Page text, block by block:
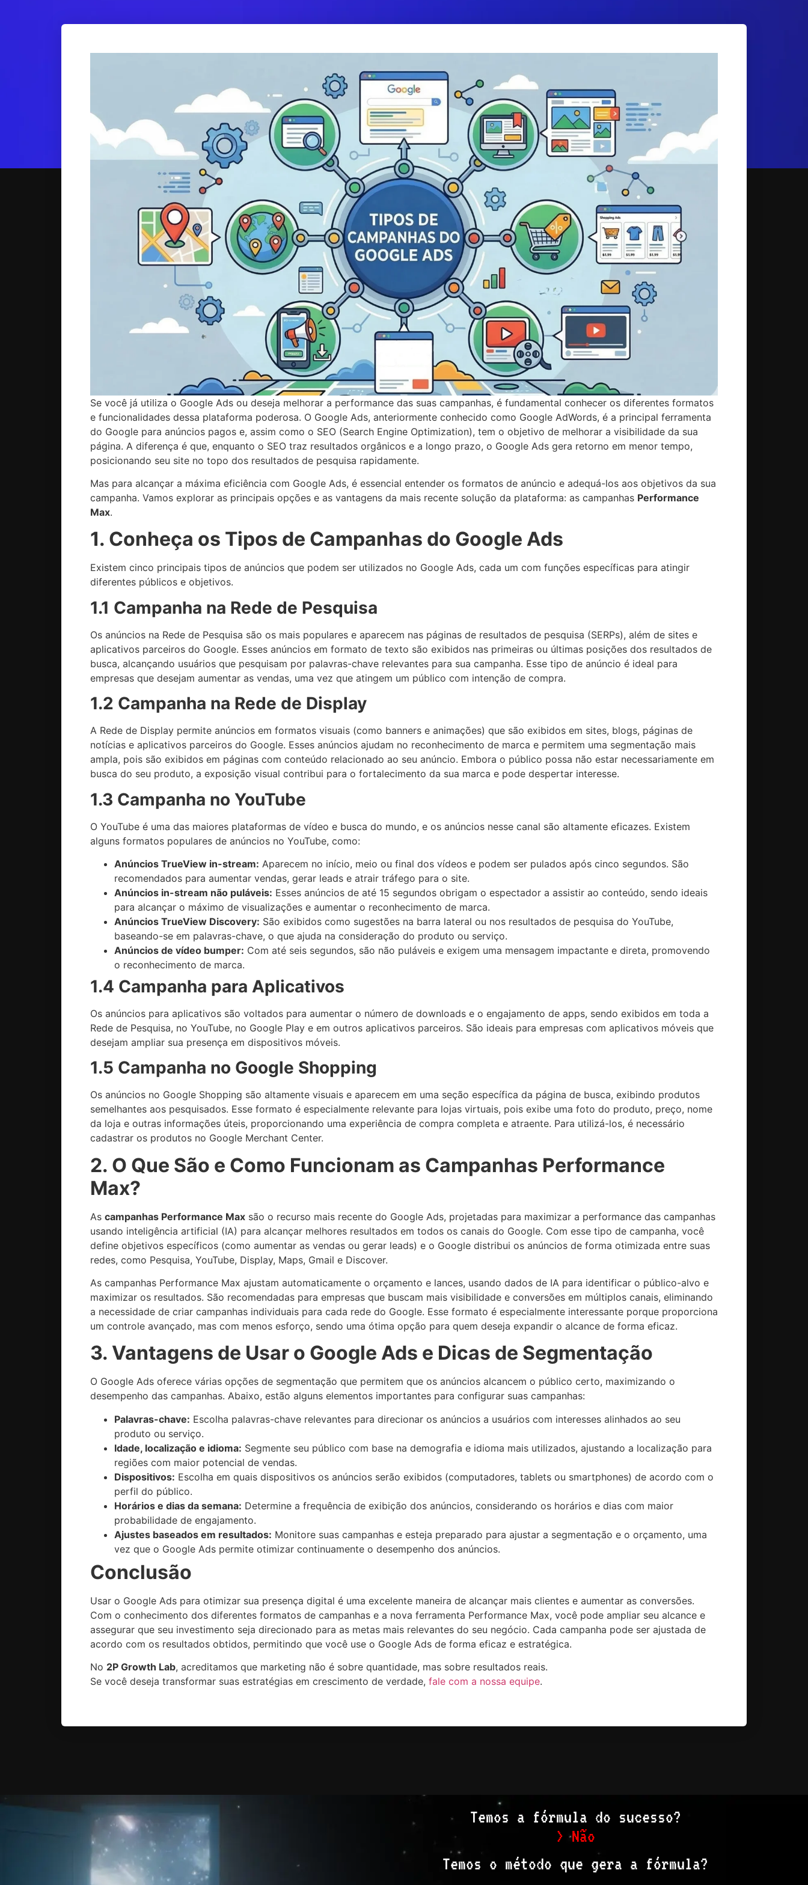
Se você já utiliza o Google Ads ou deseja melhorar a performance das suas campanhas, é fundamental conhecer os diferentes formatos
e funcionalidades dessa plataforma poderosa. O Google Ads, anteriormente conhecido como Google AdWords, é a principal ferramenta
do Google para anúncios pagos e, assim como o SEO (Search Engine Optimization), tem o objetivo de melhorar a visibilidade da sua
página. A diferença é que, enquanto o SEO traz resultados orgânicos e a longo prazo, o Google Ads gera retorno em menor tempo,
posicionando seu site no topo dos resultados de pesquisa rapidamente.
Mas para alcançar a máxima eficiência com Google Ads, é essencial entender os formatos de anúncio e adequá-los aos objetivos da sua
campanha. Vamos explorar as principais opções e as vantagens da mais recente solução da plataforma: as campanhas Performance
Max.
1. Conheça os Tipos de Campanhas do Google Ads
Existem cinco principais tipos de anúncios que podem ser utilizados no Google Ads, cada um com funções específicas para atingir
diferentes públicos e objetivos.
1.1 Campanha na Rede de Pesquisa
Os anúncios na Rede de Pesquisa são os mais populares e aparecem nas páginas de resultados de pesquisa (SERPs), além de sites e
aplicativos parceiros do Google. Esses anúncios em formato de texto são exibidos nas primeiras ou últimas posições dos resultados de
busca, alcançando usuários que pesquisam por palavras-chave relevantes para sua campanha. Esse tipo de anúncio é ideal para
empresas que desejam aumentar as vendas, uma vez que atingem um público com intenção de compra.
1.2 Campanha na Rede de Display
A Rede de Display permite anúncios em formatos visuais (como banners e animações) que são exibidos em sites, blogs, páginas de
notícias e aplicativos parceiros do Google. Esses anúncios ajudam no reconhecimento de marca e permitem uma segmentação mais
ampla, pois são exibidos em páginas com conteúdo relacionado ao seu anúncio. Embora o público possa não estar necessariamente em
busca do seu produto, a exposição visual contribui para o fortalecimento da sua marca e pode despertar interesse.
1.3 Campanha no YouTube
O YouTube é uma das maiores plataformas de vídeo e busca do mundo, e os anúncios nesse canal são altamente eficazes. Existem
alguns formatos populares de anúncios no YouTube, como:
Anúncios TrueView in-stream: Aparecem no início, meio ou final dos vídeos e podem ser pulados após cinco segundos. São
recomendados para aumentar vendas, gerar leads e atrair tráfego para o site.
Anúncios in-stream não puláveis: Esses anúncios de até 15 segundos obrigam o espectador a assistir ao conteúdo, sendo ideais
para alcançar o máximo de visualizações e aumentar o reconhecimento de marca.
Anúncios TrueView Discovery: São exibidos como sugestões na barra lateral ou nos resultados de pesquisa do YouTube,
baseando-se em palavras-chave, o que ajuda na consideração do produto ou serviço.
Anúncios de vídeo bumper: Com até seis segundos, são não puláveis e exigem uma mensagem impactante e direta, promovendo
o reconhecimento de marca.
1.4 Campanha para Aplicativos
Os anúncios para aplicativos são voltados para aumentar o número de downloads e o engajamento de apps, sendo exibidos em toda a
Rede de Pesquisa, no YouTube, no Google Play e em outros aplicativos parceiros. São ideais para empresas com aplicativos móveis que
desejam ampliar sua presença em dispositivos móveis.
1.5 Campanha no Google Shopping
Os anúncios no Google Shopping são altamente visuais e aparecem em uma seção específica da página de busca, exibindo produtos
semelhantes aos pesquisados. Esse formato é especialmente relevante para lojas virtuais, pois exibe uma foto do produto, preço, nome
da loja e outras informações úteis, proporcionando uma experiência de compra completa e atraente. Para utilizá-los, é necessário
cadastrar os produtos no Google Merchant Center.
2. O Que São e Como Funcionam as Campanhas Performance
Max?
As campanhas Performance Max são o recurso mais recente do Google Ads, projetadas para maximizar a performance das campanhas
usando inteligência artificial (IA) para alcançar melhores resultados em todos os canais do Google. Com esse tipo de campanha, você
define objetivos específicos (como aumentar as vendas ou gerar leads) e o Google distribui os anúncios de forma otimizada entre suas
redes, como Pesquisa, YouTube, Display, Maps, Gmail e Discover.
As campanhas Performance Max ajustam automaticamente o orçamento e lances, usando dados de IA para identificar o público-alvo e
maximizar os resultados. São recomendadas para empresas que buscam mais visibilidade e conversões em múltiplos canais, eliminando
a necessidade de criar campanhas individuais para cada rede do Google. Esse formato é especialmente interessante porque proporciona
um controle avançado, mas com menos esforço, sendo uma ótima opção para quem deseja expandir o alcance de forma eficaz.
3. Vantagens de Usar o Google Ads e Dicas de Segmentação
O Google Ads oferece várias opções de segmentação que permitem que os anúncios alcancem o público certo, maximizando o
desempenho das campanhas. Abaixo, estão alguns elementos importantes para configurar suas campanhas:
Palavras-chave: Escolha palavras-chave relevantes para direcionar os anúncios a usuários com interesses alinhados ao seu
produto ou serviço.
Idade, localização e idioma: Segmente seu público com base na demografia e idioma mais utilizados, ajustando a localização para
regiões com maior potencial de vendas.
Dispositivos: Escolha em quais dispositivos os anúncios serão exibidos (computadores, tablets ou smartphones) de acordo com o
perfil do público.
Horários e dias da semana: Determine a frequência de exibição dos anúncios, considerando os horários e dias com maior
probabilidade de engajamento.
Ajustes baseados em resultados: Monitore suas campanhas e esteja preparado para ajustar a segmentação e o orçamento, uma
vez que o Google Ads permite otimizar continuamente o desempenho dos anúncios.
Conclusão
Usar o Google Ads para otimizar sua presença digital é uma excelente maneira de alcançar mais clientes e aumentar as conversões.
Com o conhecimento dos diferentes formatos de campanhas e a nova ferramenta Performance Max, você pode ampliar seu alcance e
assegurar que seu investimento seja direcionado para as metas mais relevantes do seu negócio. Cada campanha pode ser ajustada de
acordo com os resultados obtidos, permitindo que você use o Google Ads de forma eficaz e estratégica.
No 2P Growth Lab, acreditamos que marketing não é sobre quantidade, mas sobre resultados reais.
Se você deseja transformar suas estratégias em crescimento de verdade, fale com a nossa equipe.
Temos a fórmula do sucesso?
> Não
Temos o método que gera a fórmula?